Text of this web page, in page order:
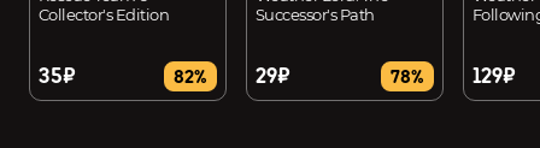
Collector's Edition
35₽ 82%
Successor's Path
29₽ 78% 129₽